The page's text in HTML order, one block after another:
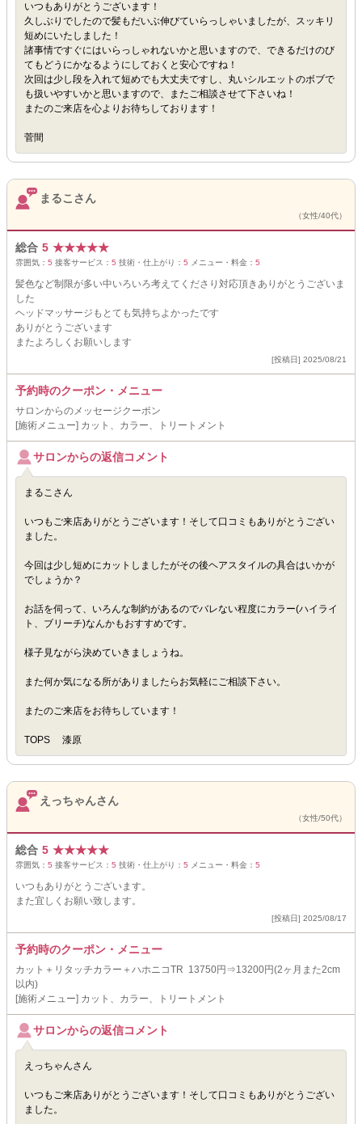
いつもありがとうございます！
久しぶりでしたので髪もだいぶ伸びていらっしゃいましたが、スッキリ
短めにいたしました！
諸事情ですぐにはいらっしゃれないかと思いますので、できるだけのび
てもどうにかなるようにしておくと安心ですね！
次回は少し段を入れて短めでも大丈夫ですし、丸いシルエットのボブで
も扱いやすいかと思いますので、またご相談させて下さいね！
またのご来店を心よりお待ちしております！
菅間
まるこさん
（女性/40代）
総合 5 ★★★★★
雰囲気： 5 接客サービス： 5 技術・仕上がり： 5 メニュー・料金： 5
髪色など制限が多い中いろいろ考えてくださり対応頂きありがとうございま
した
ヘッドマッサージもとても気持ちよかったです
ありがとうございます
またよろしくお願いします
[投稿日] 2025/08/21
予約時のクーポン・メニュー
サロンからのメッセージクーポン
[施術メニュー] カット、カラー、トリートメント
サロンからの返信コメント
まるこさん
いつもご来店ありがとうございます！そして口コミもありがとうござい
ました。
今回は少し短めにカットしましたがその後ヘアスタイルの具合はいかが
でしょうか？
お話を伺って、いろんな制約があるのでバレない程度にカラー(ハイライ
ト、ブリーチ)なんかもおすすめです。
様子見ながら決めていきましょうね。
また何か気になる所がありましたらお気軽にご相談下さい。
またのご来店をお待ちしています！
TOPS 漆原
えっちゃんさん
（女性/50代）
総合 5 ★★★★★
雰囲気： 5 接客サービス： 5 技術・仕上がり： 5 メニュー・料金： 5
いつもありがとうございます。
また宜しくお願い致します。
[投稿日] 2025/08/17
予約時のクーポン・メニュー
カット＋リタッチカラー＋ハホニコTR 13750円⇒13200円(2ヶ月また2cm
以内)
[施術メニュー] カット、カラー、トリートメント
サロンからの返信コメント
えっちゃんさん
いつもご来店ありがとうございます！そして口コミもありがとうござい
ました。